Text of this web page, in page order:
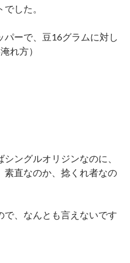
した。
ーで、豆16グラムに対し
れ方）
ングルオリジンなのに、
素直なのか、捻くれ者なの
で、なんとも言えないです